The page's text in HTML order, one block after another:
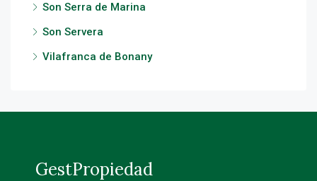
Son Serra de Marina
Son Servera
Vilafranca de Bonany
GestPropiedad